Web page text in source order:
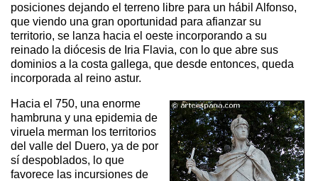
posiciones dejando el terreno libre para un hábil Alfonso,
que viendo una gran oportunidad para afianzar su
territorio, se lanza hacia el oeste incorporando a su
reinado la diócesis de Iria Flavia, con lo que abre sus
dominios a la costa gallega, que desde entonces, queda
incorporada al reino astur.
Hacia el 750, una enorme
hambruna y una epidemia de
viruela merman los territorios
del valle del Duero, ya de por
sí despoblados, lo que
favorece las incursiones de